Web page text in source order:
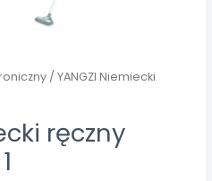
/ YANGZI Niemiecki
ręczny